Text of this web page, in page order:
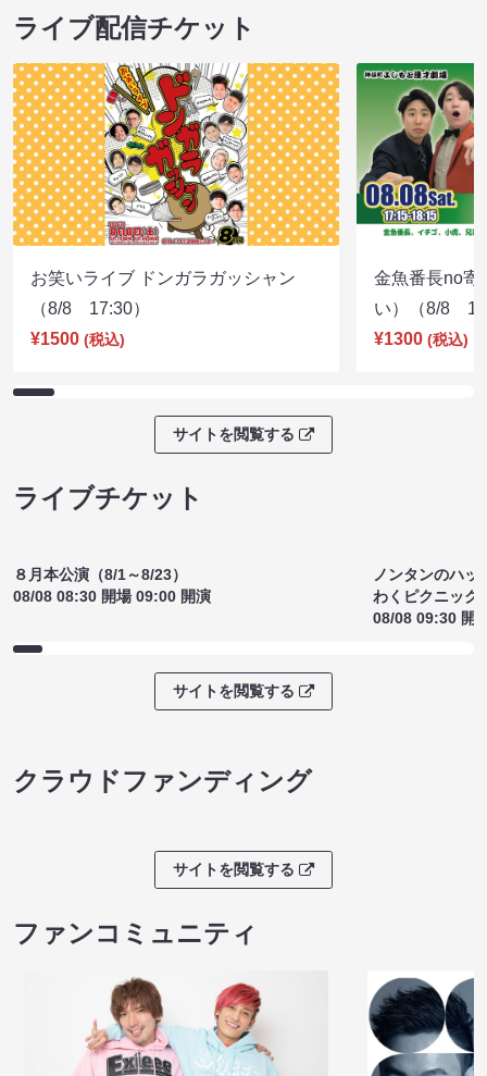
08/07 19:45 開場 20:00 開演
08/07 20:15 開
ライブ配信チケット
お笑いライブ ドンガラガッシャン
（8/8 17:30）
¥1500(税込)
サイトを閲覧する
ライブチケット
08/08 08:30 開場 09:00 開演
サイトを閲覧する